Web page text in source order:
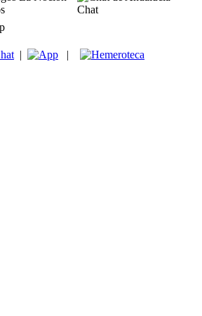
Chat
| |